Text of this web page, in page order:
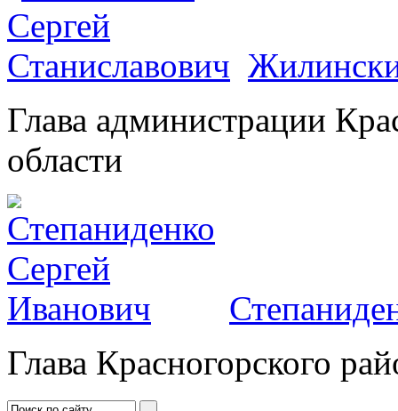
Глава администрации
области
Глава Красногорского